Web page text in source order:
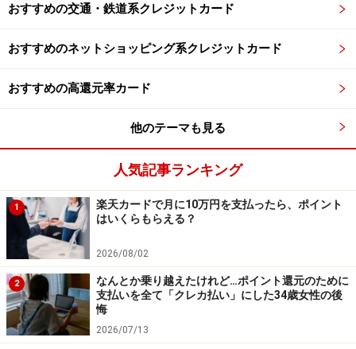
おすすめの交通・鉄道系クレジットカード
おすすめのネットショッピング系クレジットカード
おすすめの高還元率カード
他のテーマも見る
人気記事ランキング
1
楽天カードで月に10万円を支払ったら、ポイント
はいくらもらえる？
2026/08/02
2
なんとか乗り越えたけれど…ポイント還元のために
支払いを全て「クレカ払い」にした34歳女性の後
悔
2026/07/13